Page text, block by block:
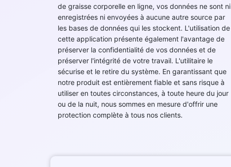
de graisse corporelle en ligne, vos données ne sont ni
enregistrées ni envoyées à aucune autre source par
les bases de données qui les stockent. L'utilisation de
cette application présente également l'avantage de
préserver la confidentialité de vos données et de
préserver l'intégrité de votre travail. L'utilitaire le
sécurise et le retire du système. En garantissant que
notre produit est entièrement fiable et sans risque à
utiliser en toutes circonstances, à toute heure du jour
ou de la nuit, nous sommes en mesure d'offrir une
protection complète à tous nos clients.